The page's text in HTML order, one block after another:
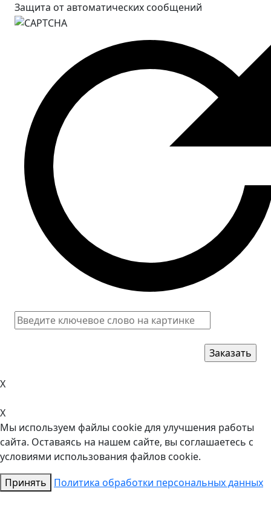
Защита от автоматических сообщений
X
X
Мы используем файлы cookie для улучшения работы
сайта. Оставаясь на нашем сайте, вы соглашаетесь с
условиями использования файлов cookie.
Принять
Политика обработки персональных данных